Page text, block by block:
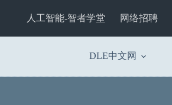
人工智能-智者学堂 网络招聘
DLE中文网